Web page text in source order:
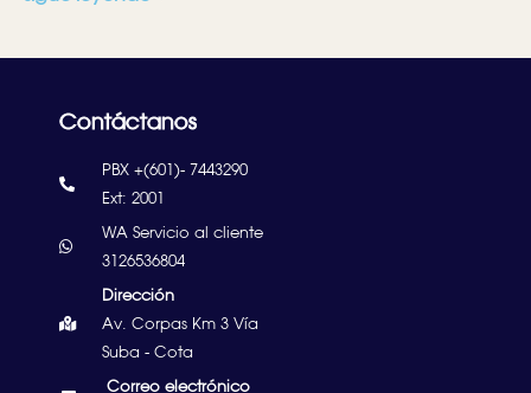
Contáctanos
PBX +(601)- 7443290
Ext: 2001
WA Servicio al cliente
3126536804
Dirección
Av. Corpas Km 3 Vía
Suba - Cota
Correo electrónico